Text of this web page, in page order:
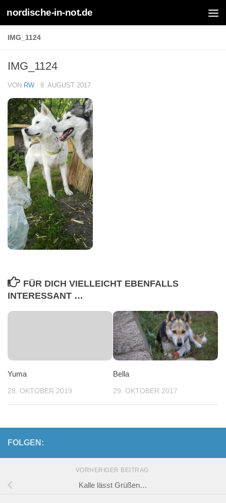
Zum Inhalt springen
nordische-in-not.de
IMG_1124
IMG_1124
VON RW · 8. AUGUST 2017
FÜR DICH VIELLEICHT EBENFALLS
INTERESSANT …
Yuma
28. OKTOBER 2019
Bella
29. OKTOBER 2017
FOLGEN:
VORHERIGER BEITRAG
Kalle lässt Grüßen…